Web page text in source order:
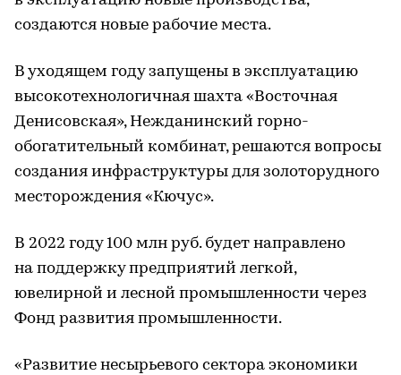
создаются новые рабочие места.
В уходящем году запущены в эксплуатацию
высокотехнологичная шахта «Восточная
Денисовская», Нежданинский горно-
обогатительный комбинат, решаются вопросы
создания инфраструктуры для золоторудного
месторождения «Кючус».
В 2022 году 100 млн руб. будет направлено
на поддержку предприятий легкой,
ювелирной и лесной промышленности через
Фонд развития промышленности.
«Развитие несырьевого сектора экономики